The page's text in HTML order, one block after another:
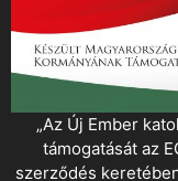
„Az Új Ember
támogatását az
szerződés